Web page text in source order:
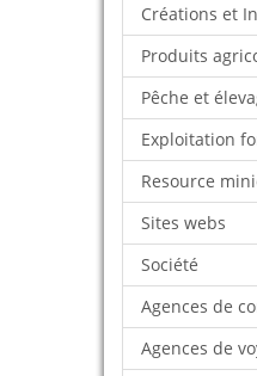
Créations et
Produits
Pêche et
Exploitation
Resource
Sites webs
Société
Agences de
Agences de